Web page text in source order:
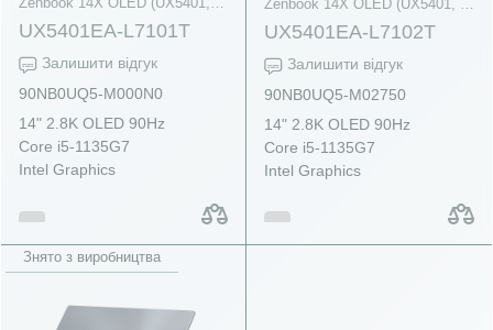
UX5401EA-L7101T
Залишити відгук
90NB0UQ5-M000N0
14" 2.8K OLED 90Hz
Core i5-1135G7
Intel Graphics
Zenbook 14X OLED (UX5401, 11th Gen Intel)
UX5401EA-L7102T
Залишити відгук
90NB0UQ5-M02750
14" 2.8K OLED 90Hz
Core i5-1135G7
Intel Graphics
Знято з виробництва